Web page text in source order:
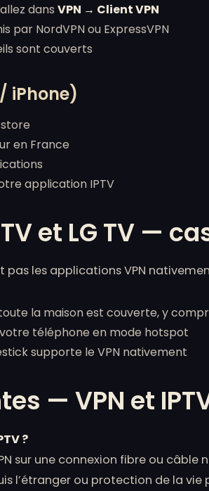
dans VPN → Client VPN
par NordVPN ou ExpressVPN
sont couverts
iPhone)
en France
application IPTV
et LG TV —
pas les applications VPN
la maison est couverte, y
téléphone en mode hotspot
supporte le VPN nativement
— VPN et
?
sur une connexion fibre ou câble
l’étranger ou protection de la vie